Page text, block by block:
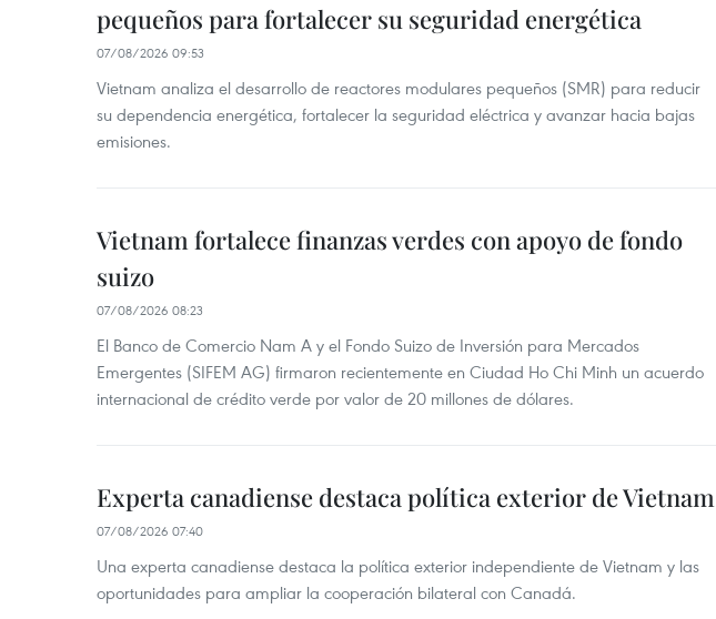
pequeños para fortalecer su seguridad energética
07/08/2026 09:53
Vietnam analiza el desarrollo de reactores modulares pequeños (SMR) para reducir
su dependencia energética, fortalecer la seguridad eléctrica y avanzar hacia bajas
emisiones.
Vietnam fortalece finanzas verdes con apoyo de fondo
suizo
07/08/2026 08:23
El Banco de Comercio Nam A y el Fondo Suizo de Inversión para Mercados
Emergentes (SIFEM AG) firmaron recientemente en Ciudad Ho Chi Minh un acuerdo
internacional de crédito verde por valor de 20 millones de dólares.
Experta canadiense destaca política exterior de Vietnam
07/08/2026 07:40
Una experta canadiense destaca la política exterior independiente de Vietnam y las
oportunidades para ampliar la cooperación bilateral con Canadá.